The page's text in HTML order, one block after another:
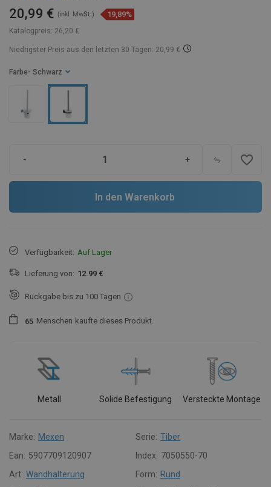
Katalogpreis: 26,20 €
20,99 € (inkl. MwSt.) 19,89%
Niedrigster Preis aus den letzten 30 Tagen: 20,99 €
Farbe - Schwarz
- + favorite_border
In den Warenkorb
Verfügbarkeit: Auf Lager
Lieferung von: 12.99 €
Rückgabe bis zu 100 Tagen
65 Menschen kaufte dieses Produkt.
Metall Solide Befestigung Versteckte Montage
Marke: Mexen Serie: Tiber
Ean: 5907709120907 Index: 7050550-70
Art: Wandhalterung Form: Rund